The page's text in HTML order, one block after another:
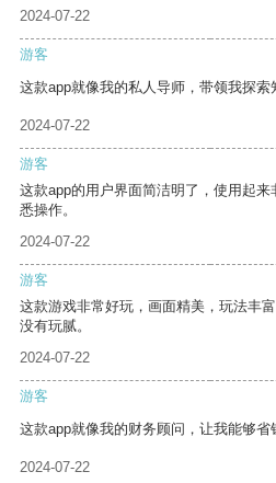
2024-07-22
游客
这款app就像我的私人导师，带领我探索
2024-07-22
游客
这款app的用户界面简洁明了，使用起
悉操作。
2024-07-22
游客
这款游戏非常好玩，画面精美，玩法丰
没有玩腻。
2024-07-22
游客
这款app就像我的财务顾问，让我能够省
2024-07-22